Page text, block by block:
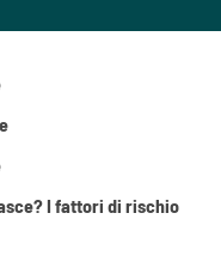
I fattori di rischio